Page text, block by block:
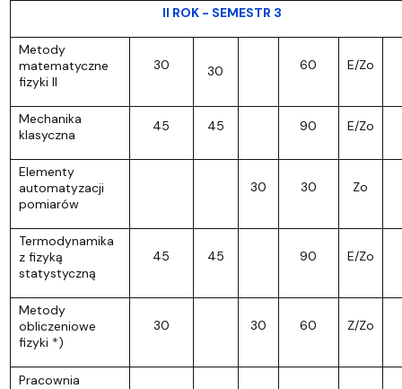
II ROK - SEMESTR 3
Metody
matematyczne
fizyki II
30 30 60 E/Zo
Mechanika
klasyczna
45 45 90 E/Zo
Elementy
automatyzacji
pomiarów
30 30 Zo
Termodynamika
z fizyką
statystyczną
45 45 90 E/Zo
Metody
obliczeniowe
fizyki *)
30 30 60 Z/Zo
Pracownia